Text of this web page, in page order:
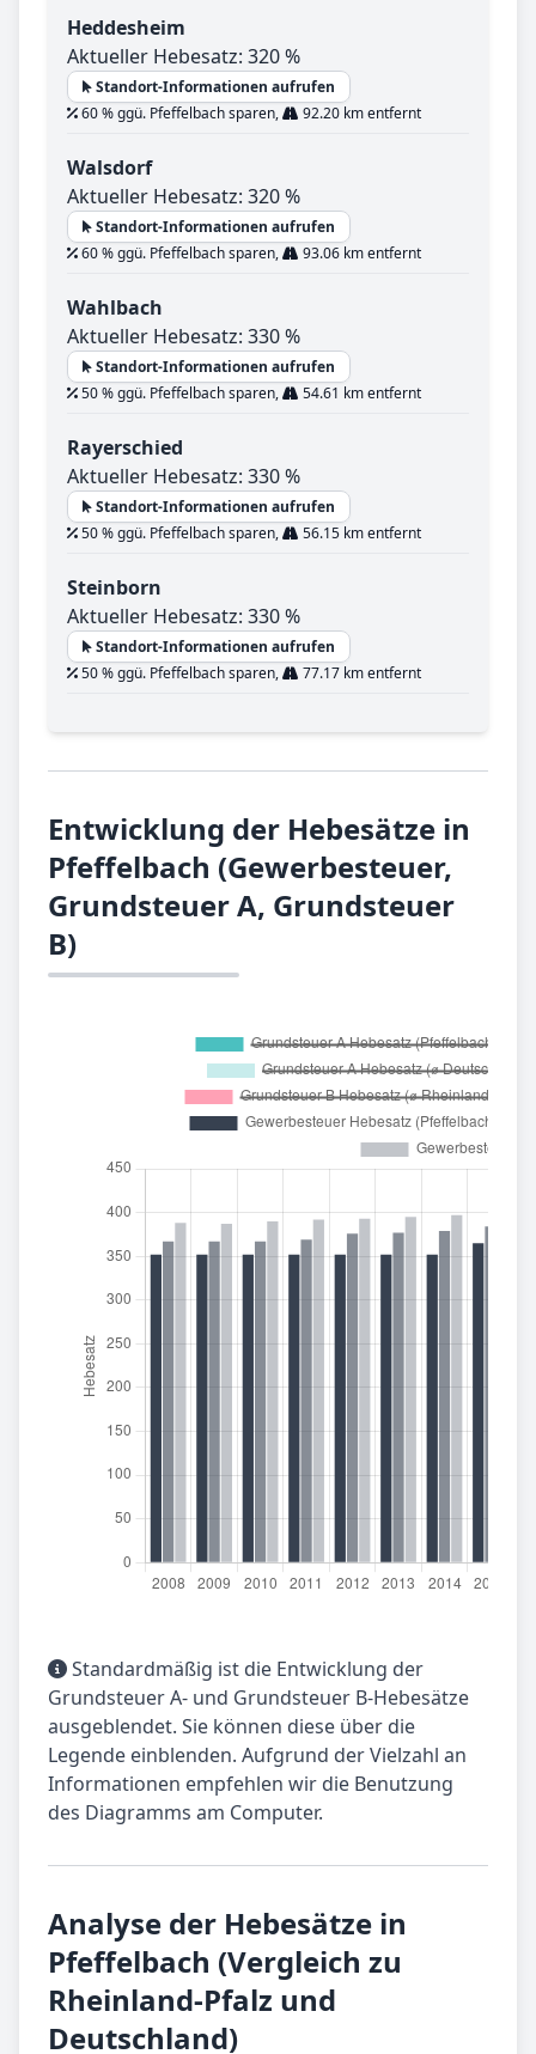
Heddesheim
Aktueller Hebesatz: 320 %
Standort-Informationen aufrufen
60 % ggü. Pfeffelbach sparen,
92.20 km entfernt
Walsdorf
Aktueller Hebesatz: 320 %
Standort-Informationen aufrufen
60 % ggü. Pfeffelbach sparen,
93.06 km entfernt
Wahlbach
Aktueller Hebesatz: 330 %
Standort-Informationen aufrufen
50 % ggü. Pfeffelbach sparen,
54.61 km entfernt
Rayerschied
Aktueller Hebesatz: 330 %
Standort-Informationen aufrufen
50 % ggü. Pfeffelbach sparen,
56.15 km entfernt
Steinborn
Aktueller Hebesatz: 330 %
Standort-Informationen aufrufen
50 % ggü. Pfeffelbach sparen,
77.17 km entfernt
Entwicklung der Hebesätze in
Pfeffelbach (Gewerbesteuer,
Grundsteuer A, Grundsteuer
B)
Standardmäßig ist die Entwicklung der
Grundsteuer A- und Grundsteuer B-Hebesätze
ausgeblendet. Sie können diese über die
Legende einblenden. Aufgrund der Vielzahl an
Informationen empfehlen wir die Benutzung
des Diagramms am Computer.
Analyse der Hebesätze in
Pfeffelbach (Vergleich zu
Rheinland-Pfalz und
Deutschland)